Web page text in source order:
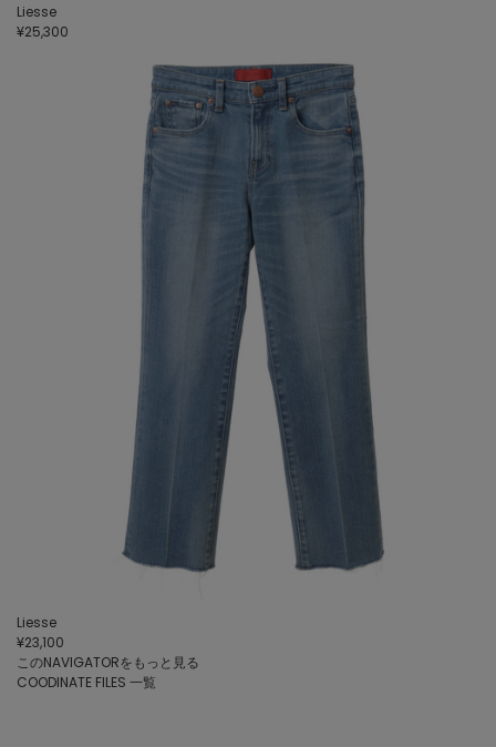
Liesse
¥25,300
Liesse
¥23,100
このNAVIGATORをもっと見る
COODINATE FILES 一覧